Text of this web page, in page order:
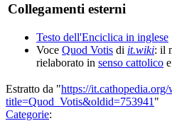
Collegamenti esterni
Testo dell'Enciclica in inglese
Voce Quod Votis di it.wiki: il
rielaborato in senso cattolico
Estratto da "https://
title=Quod_Votis&oldid=753941 "
Categorie: